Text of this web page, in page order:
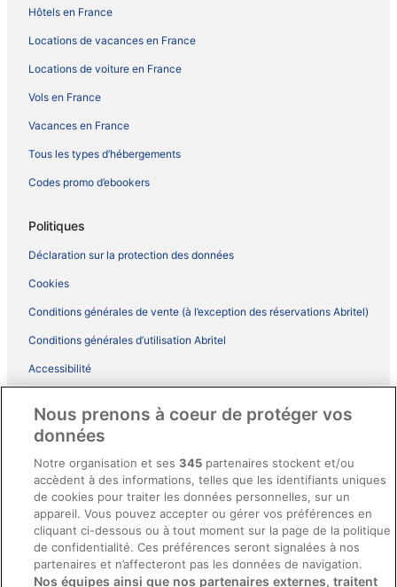
Hôtels en France
Locations de vacances en France
Locations de voiture en France
Vols en France
Vacances en France
Tous les types d’hébergements
Codes promo d’ebookers
Politiques
Déclaration sur la protection des données
Cookies
Conditions générales de vente (à l’exception des réservations Abritel)
Conditions générales d’utilisation Abritel
Accessibilité
Conditions générales du programme BONUS+ d’ebookers
Directives de contenu et signalement de contenus
Aide
Soutien
Annuler votre réservation d’hôtel ou de propriété de vacances
Nous prenons à coeur de protéger vos
données
Notre organisation et ses345 partenaires stockent et/ou
accèdent à des informations, telles que les identifiants uniques
de cookies pour traiter les données personnelles, sur un
appareil. Vous pouvez accepter ou gérer vos préférences en
cliquant ci-dessous ou à tout moment sur la page de la politique
de confidentialité. Ces préférences seront signalées à nos
partenaires et n’affecteront pas les données de navigation.
Nos équipes ainsi que nos partenaires externes, traitent